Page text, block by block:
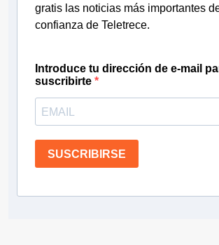
gratis las noticias más importantes
confianza de Teletrece.
Introduce tu dirección de e-mail
suscribirte
SUSCRIBIRSE